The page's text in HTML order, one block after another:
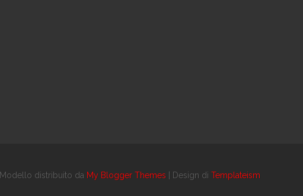
Modello distribuito da My Blogger Themes | Design di Templateism